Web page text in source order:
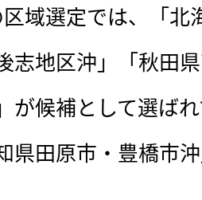
域選定では、「北
志地区沖」「秋田
が候補として選ば
県田原市・豊橋市